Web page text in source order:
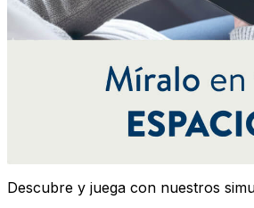
Descubre y juega con nuestros